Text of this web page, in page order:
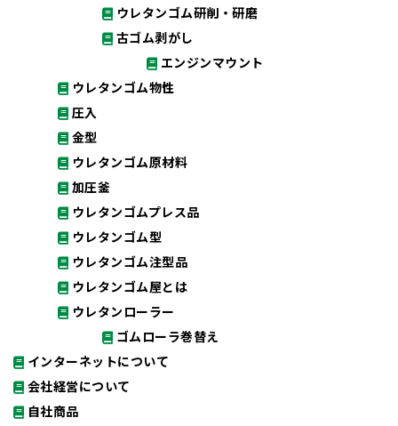
ウレタンゴム研削・研磨
古ゴム剥がし
エンジンマウント
ウレタンゴム物性
圧入
金型
ウレタンゴム原材料
加圧釜
ウレタンゴムプレス品
ウレタンゴム型
ウレタンゴム注型品
ウレタンゴム屋とは
ウレタンローラー
ゴムローラ巻替え
インターネットについて
会社経営について
自社商品